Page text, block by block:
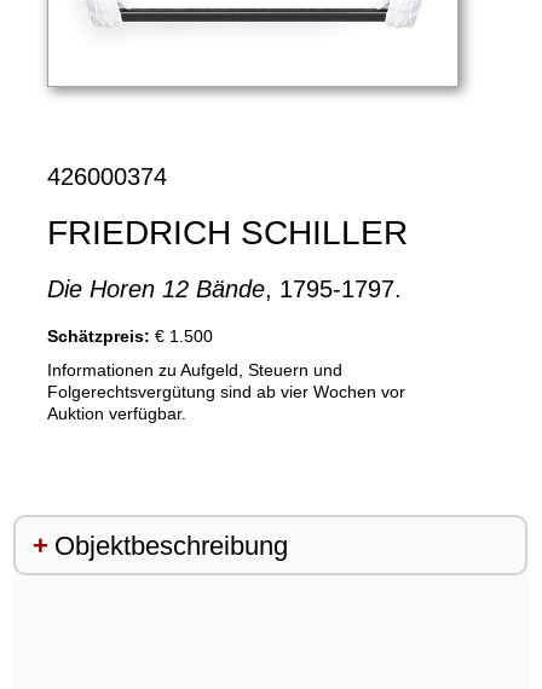
426000374
FRIEDRICH SCHILLER
Die Horen 12 Bände, 1795-1797.
Schätzpreis: € 1.500
Informationen zu Aufgeld, Steuern und
Folgerechtsvergütung sind ab vier Wochen vor
Auktion verfügbar.
Objektbeschreibung